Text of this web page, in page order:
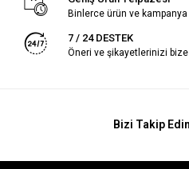
Binlerce ürün ve
7 / 24 DESTEK
Öneri ve şikayetlerinizi
Bizi Takip Edin